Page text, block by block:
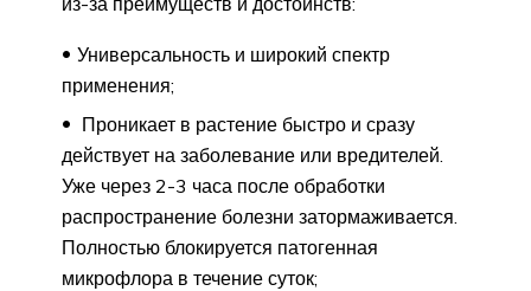
Универсальность и широкий спектр
применения;
Проникает в растение быстро и сразу
действует на заболевание или вредителей.
Уже через 2-3 часа после обработки
распространение болезни затормаживается.
Полностью блокируется патогенная
микрофлора в течение суток;